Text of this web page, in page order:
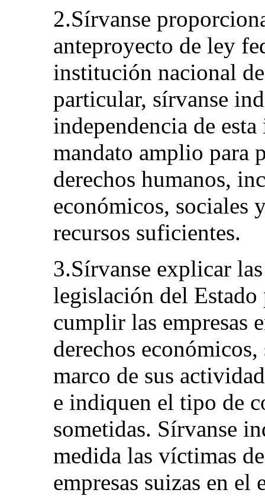
2.Sírvanse
anteproyecto de ley
institución nacional
particular, sírvanse
independencia de
mandato amplio para
derechos humanos,
económicos, sociales
recursos suficientes.
3.Sírvanse explicar
legislación del Estado
cumplir las empresas
derechos
marco de sus
e indiquen el tipo de
sometidas. Sírvanse
medida las víctimas
empresas suizas en